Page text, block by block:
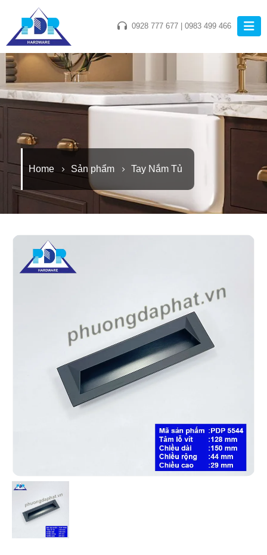
0928 777 677 0983 499 466
Home Sản phẩm Tay Nắm Tủ